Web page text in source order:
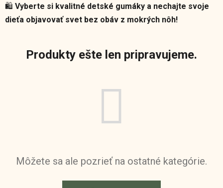
🛍️ Vyberte si kvalitné detské gumáky a nechajte svoje
dieťa objavovať svet bez obáv z mokrých nôh!
Produkty ešte len pripravujeme.
Môžete sa ale pozrieť na ostatné kategórie.